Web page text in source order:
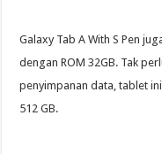
Galaxy Tab A With S Pen
dengan ROM 32GB. Tak
penyimpanan data, tablet
512 GB.